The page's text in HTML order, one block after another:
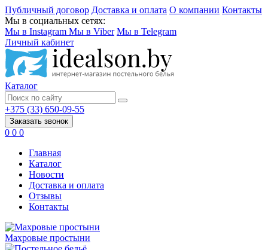
Публичный договор Доставка и оплата О компании Контакты
Мы в социальных сетях:
Мы в Instagram Мы в Viber Мы в Telegram
Личный кабинет
Каталог
+375 (33) 650-09-55
Заказать звонок
0 0 0
Главная
Каталог
Новости
Доставка и оплата
Отзывы
Контакты
Махровые простыни